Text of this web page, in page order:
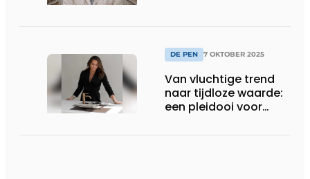
DE PEN 7 OKTOBER 2025
Van vluchtige trend
naar tijdloze waarde:
een pleidooi voor